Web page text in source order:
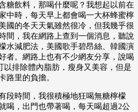
糖飲料，那喝什麼呢？我想起以前在
中時，每天早上都會喝一大杯蜂蜜檸
國的冬天天氣雖然很冷，但我幾乎很
間，我在網路上查到一個消息，聽說
水減肥法，美國歌手碧昂絲、韓國演
者。網路上也有不少網友分享，說喝
以排除體內脂肪，瘦身又美容，但是
路里的負擔。
段時間，我很積極地狂喝無糖檸檬
喝，出門也帶著喝，每天喝超過2公